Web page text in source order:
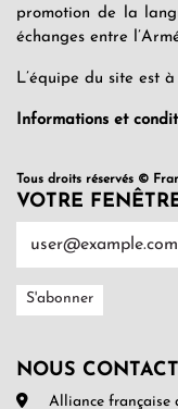
promotion de la
échanges entre
L’équipe du site est
Informations et
Tous droits réservés ©
VOTRE
NOUS
Alliance française